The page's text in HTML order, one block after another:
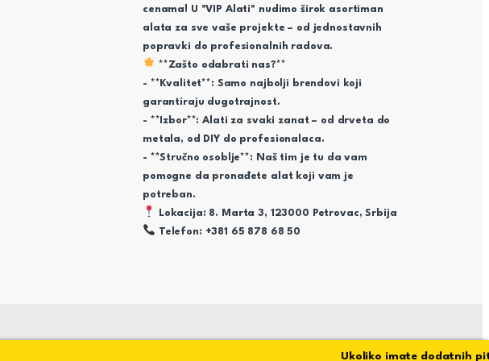
cenama! U "VIP Alati" nudimo širok asortiman
alata za sve vaše projekte – od jednostavnih
popravki do profesionalnih radova.
**Zašto odabrati nas?**
- **Kvalitet**: Samo najbolji brendovi koji
garantiraju dugotrajnost.
- **Izbor**: Alati za svaki zanat – od drveta do
metala, od DIY do profesionalaca.
- **Stručno osoblje**: Naš tim je tu da vam
pomogne da pronađete alat koji vam je
potreban.
Lokacija: 8. Marta 3, 123000 Petrovac, Srbija
Telefon: +381 65 878 68 50
Ukoliko imate dodatnih